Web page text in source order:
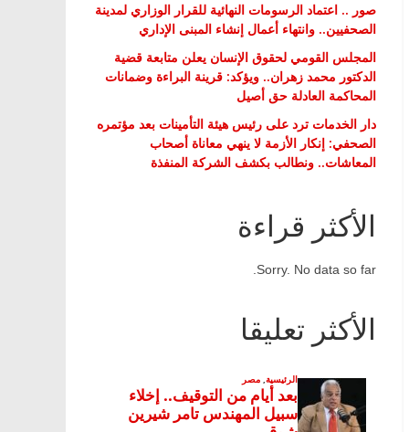
صور .. اعتماد الرسومات النهائية للقرار الوزاري لمدينة
الصحفيين.. وانتهاء أعمال إنشاء المبنى الإداري
المجلس القومي لحقوق الإنسان يعلن متابعة قضية
الدكتور محمد زهران.. ويؤكد: قرينة البراءة وضمانات
المحاكمة العادلة حق أصيل
دار الخدمات ترد على رئيس هيئة التأمينات بعد مؤتمره
الصحفي: إنكار الأزمة لا ينهي معاناة أصحاب
المعاشات.. ونطالب بكشف الشركة المنفذة
الأكثر قراءة
Sorry. No data so far.
الأكثر تعليقا